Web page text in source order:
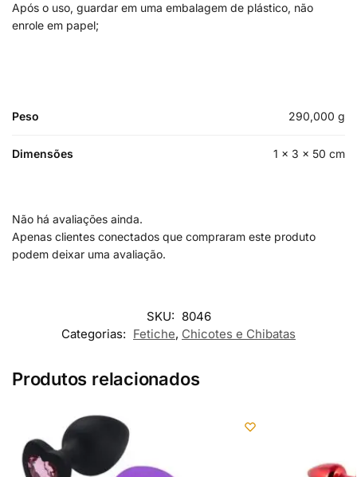
Após o uso, guardar em uma embalagem de plástico, não
enrole em papel;
Peso 290,000 g
Dimensões 1 × 3 × 50 cm
Não há avaliações ainda.
Apenas clientes conectados que compraram este produto
podem deixar uma avaliação.
SKU: 8046
Categorias: Fetiche, Chicotes e Chibatas
Produtos relacionados